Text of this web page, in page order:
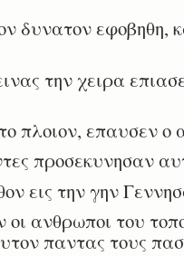
δυνατον εφοβηθη,
την χειρα
πλοιον, επαυσεν ο
προσεκυνησαν
εις την γην
ανθρωποι του
παντας τους